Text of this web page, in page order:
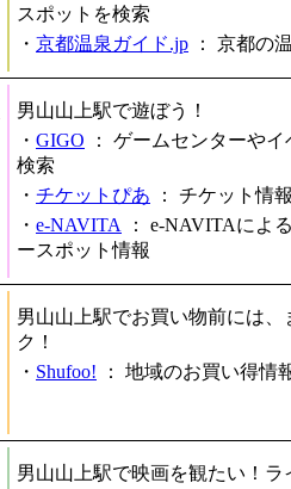
スポットを検索
・ 京都温泉ガイド.jp ： 京都の
男山山上駅で遊ぼう！
・ GIGO ： ゲームセンターやイ
検索
・ チケットぴあ ： チケット情報
・ e-NAVITA ： e-NAVITAによ
ースポット情報
男山山上駅でお買い物前には、
ク！
・ Shufoo! ： 地域のお買い得情
男山山上駅で映画を観たい！ラ